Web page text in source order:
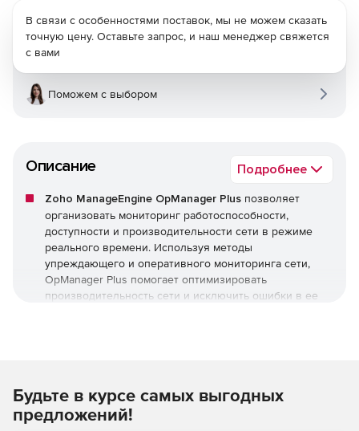
Описание Подробнее
Zoho ManageEngine OpManager Plus позволяет
организовать мониторинг работоспособности,
доступности и производительности сети в режиме
реального времени. Используя методы
упреждающего и оперативного мониторинга сети,
OpManager Plus помогает оптимизировать
производительность сети и исключить ошибки в ее
также их состояния, включая следующее:
Потери пакетов.
В связи с особенностями поставок, мы не можем сказать
точную цену. Оставьте запрос, и наш менеджер свяжется
с вами
Поможем с выбором
Будьте в курсе самых выгодных
предложений!